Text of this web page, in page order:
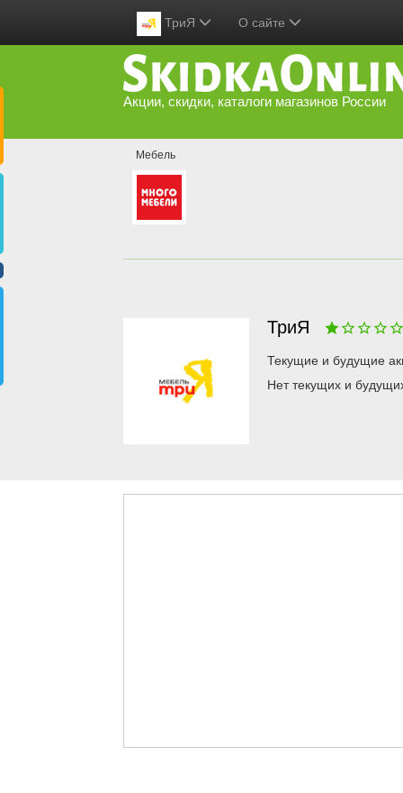
ТриЯ О сайте
Акции, скидки, каталоги магазинов России
Мебель
ТриЯ
Текущие и будущие
Нет текущих и